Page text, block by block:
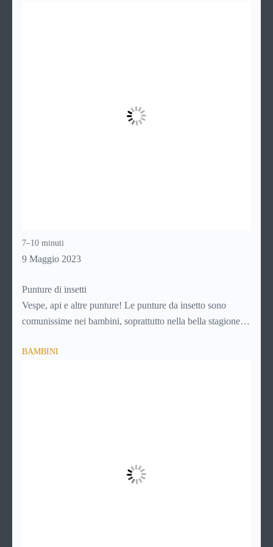
7–10 minuti
9 Maggio 2023
Punture di insetti
Vespe, api e altre punture! Le punture da insetto sono
comunissime nei bambini, soprattutto nella bella stagione
all’aria aperta. Ad ogni puntura, però, c’è il suo rimedio.
BAMBINI